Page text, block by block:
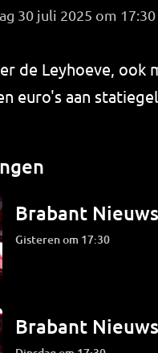
30 juli 2025 om 17:30
de Leyhoeve, ook
euro's aan
Brabant Nieuws
Gisteren om 17:30
Brabant Nieuws